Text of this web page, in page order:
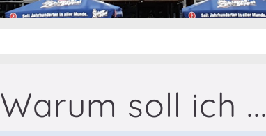
Warum soll ich ...